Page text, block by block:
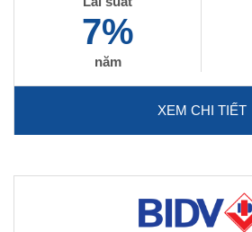
7%
năm
XEM CHI TIẾT